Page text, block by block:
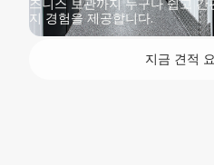
지 경험을 제공합니다.
지금 견적